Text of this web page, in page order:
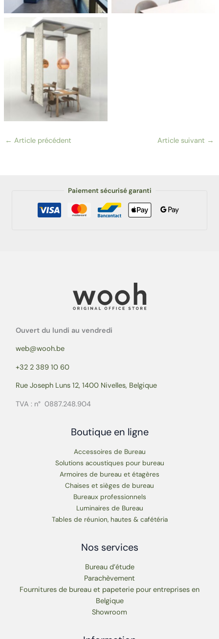
← Article précédent Article suivant →
Paiement sécurisé garanti
Ouvert du lundi au vendredi
web@wooh.be
+32 2 389 10 60
Rue Joseph Luns 12, 1400 Nivelles, Belgique
TVA : n° 0887.248.904
Boutique en ligne
Accessoires de Bureau
Solutions acoustiques pour bureau
Armoires de bureau et étagères
Chaises et sièges de bureau
Bureaux professionnels
Luminaires de Bureau
Tables de réunion, hautes & cafétéria
Nos services
Bureau d’étude
Parachèvement
Fournitures de bureau et papeterie pour entreprises en
Belgique
Showroom